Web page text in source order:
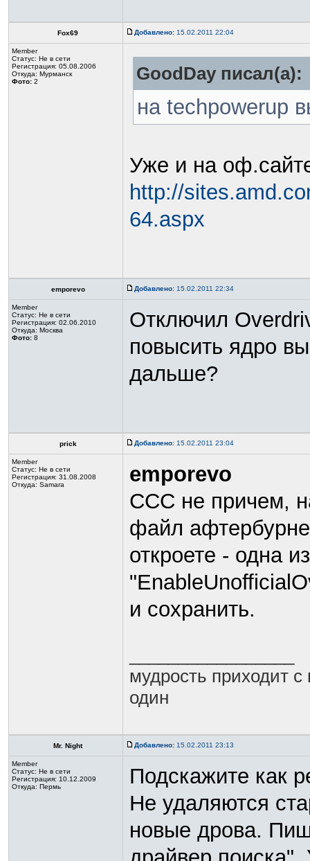
Fox69 Добавлено: 15.02.2011 22:04
Member
Статус: Не в сети
Регистрация: 05.08.2006
Откуда: Мурманск
Фото: 2 GoodDay писал(а):
на techpowerup
Уже и на
http://
64.aspx
emporevo Добавлено: 15.02.2011 22:34
Member
Статус: Не в сети
Регистрация: 02.06.2010
Откуда: Москва
Фото: 8
Отключил
повысить ядро
дальше?
prick Добавлено: 15.02.2011 23:04
Member
Статус: Не в сети
Регистрация: 31.08.2008
Откуда: Samara
emporevo
ССС не причем,
файл
откроете - одна
и сохранить.
мудрость приходит с
один
Mr. Night Добавлено: 15.02.2011 23:13
Member
Статус: Не в сети
Регистрация: 10.12.2009
Откуда: Пермь
Подскажите как
Не удаляются
новые дрова.